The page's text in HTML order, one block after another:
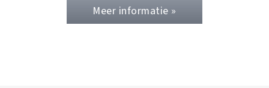
Meer informatie »